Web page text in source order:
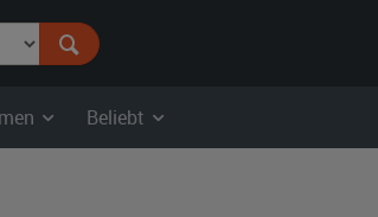
Beliebt